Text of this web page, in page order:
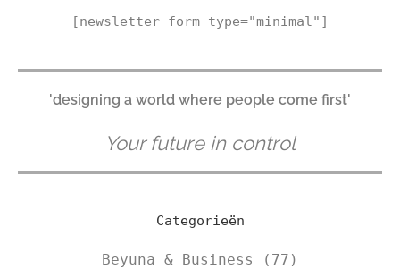
[newsletter_form type="minimal"]
'designing a world where people come first'
Your future in control
Categorieën
Beyuna & Business (77)